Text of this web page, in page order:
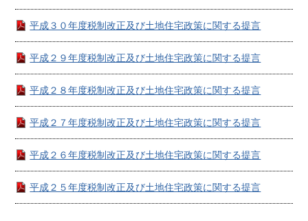
平成３０年度税制改正及び土地住宅政策に関する提言
平成２９年度税制改正及び土地住宅政策に関する提言
平成２８年度税制改正及び土地住宅政策に関する提言
平成２７年度税制改正及び土地住宅政策に関する提言
平成２６年度税制改正及び土地住宅政策に関する提言
平成２５年度税制改正及び土地住宅政策に関する提言